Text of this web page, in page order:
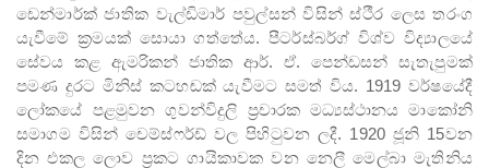
Rajarata Sewaya
Kandurata FM
Radio Sri Lanka
Thendral FM
ඩෙන්මාර්ක් ජාතික වැල්ඩිමාර් පවුල්සන් විසින් ස්ථීර ලෙස තරංග
යැවීමේ ක්‍රමයක් සොයා ගත්තේය. පීටර්ස්බර්ග් විශ්ව විද්‍යාලයේ
සේවය කළ ඇමරිකන් ජාතික ආර්. ඒ. පෙන්ඩසන් සැතැපුමක්
පමණ දුරට මිනිස් කටහඬක් යැවීමට සමත් විය. 1919 වර්ෂයේදී
ලෝකයේ පළමුවන ගුවන්විදුලි ප්‍රචාරක මධ්‍යස්ථානය මාකෝනි
සමාගම විසින් චෙම්ස්ෆර්ඩ් වල පිහිටුවන ලදී. 1920 ජූනි 15වන
දින එකල ලොව ප්‍රකට ගායිකාවක වන නෙලී මෙල්බා මැතිනිය